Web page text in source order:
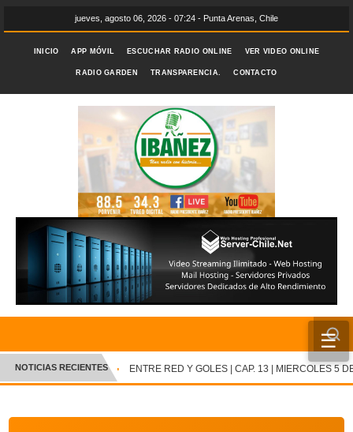
jueves, agosto 06, 2026 - 07:24 - Punta Arenas, Chile
INICIO APP MÓVIL ESCUCHAR RADIO ONLINE VER VIDEO ONLINE
RADIO GARDEN TRANSPARENCIA. CONTACTO
☰
INICIO
CRÓNICA
NOTICIAS RECIENTES ENTRE RED Y GOLES | CAP. 13 | MIERCOLES 5